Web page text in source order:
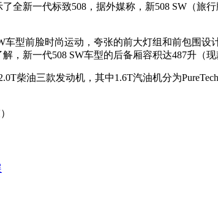
全新一代标致508，据外媒称，新508 SW（
车型前脸时尚运动，夸张的前大灯组和前包围
，新一代508 SW车型的后备厢容积达487升（
柴油三款发动机，其中1.6T汽油机分为